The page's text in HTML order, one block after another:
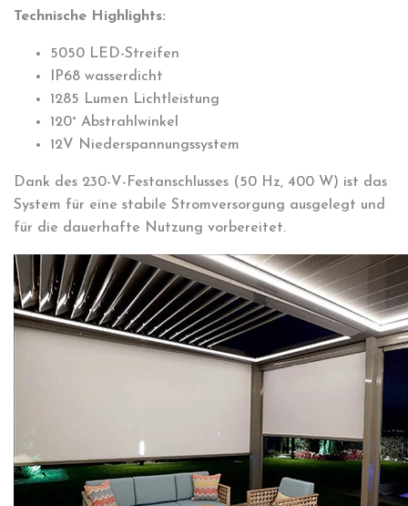
Technische Highlights:
5050 LED-Streifen
IP68 wasserdicht
1285 Lumen Lichtleistung
120° Abstrahlwinkel
12V Niederspannungssystem
Dank des 230-V-Festanschlusses (50 Hz, 400 W) ist das
System für eine stabile Stromversorgung ausgelegt und
für die dauerhafte Nutzung vorbereitet.